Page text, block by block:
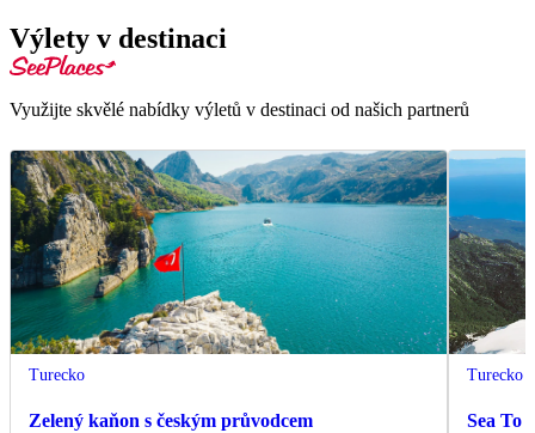
Výlety v destinaci
Využijte skvělé nabídky výletů v destinaci od našich partnerů
Turecko
Zelený kaňon s českým průvodcem
Turecko
Sea To